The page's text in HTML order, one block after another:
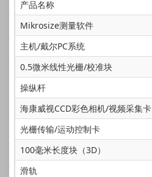
产品名称
Mikrosize测量软件
主机/戴尔PC系统
0.5微米线性光栅/校准块
操纵杆
海康威视CCD彩色相机/视频采集卡
光栅传输/运动控制卡
100毫米长度块（3D）
滑轨